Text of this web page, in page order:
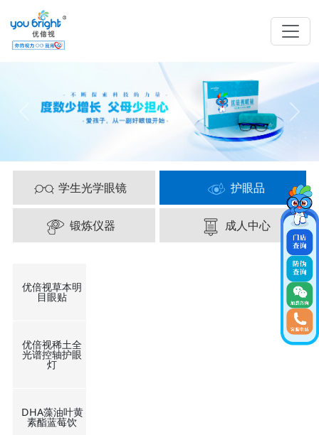
学生光学眼镜 护眼品
锻炼仪器 成人中心
优倍视草本明
目眼贴
优倍视稀土全
光谱控轴护眼
灯
DHA藻油叶黄
素酯蓝莓饮